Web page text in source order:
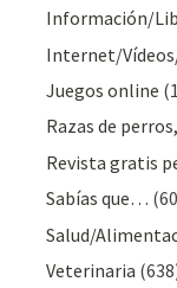
Información/
Internet/
Juegos online
Razas de
Revista gratis
Sabías que…
Salud/
Veterinaria